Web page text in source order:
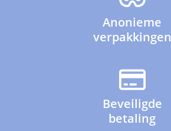
Anonieme
verpakkingen
Beveiligde
betaling